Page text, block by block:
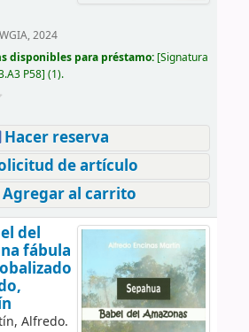
2024
disponibles para préstamo: Signatura
P58 (1).
Hacer reserva
de artículo
al carrito
del
fábula
Alfredo.